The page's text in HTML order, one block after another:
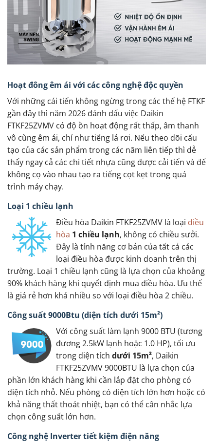
Hoạt đông êm ái với các công nghệ độc quyền
Với những cái tiến không ngừng trong các thế hệ FTKF
gần đây thì năm 2026 đánh dấu việc Daikin
FTKF25ZVMV có độ ồn hoạt động rất thấp, âm thanh
vô cùng êm ái, chỉ như tiếng lá rơi. Nếu theo dõi cấu
tạo của các sản phẩm trong các năm liên tiếp thì dễ
thấy ngay cả các chi tiết nhựa cũng được cải tiến và để
không cọ vào nhau tạo ra tiếng cọt kẹt trong quá
trình máy chạy.
Loại 1 chiều lạnh
Điều hòa Daikin FTKF25ZVMV là loại điều
hòa 1 chiều lạnh, không có chiều sưởi.
Đây là tính năng cơ bản của tất cả các
loại điều hòa được kinh doanh trên thị
trường. Loại 1 chiều lạnh cũng là lựa chọn của khoảng
90% khách hàng khi quyết định mua điều hòa. Ưu thế
là giá rẻ hơn khá nhiều so với loại điều hòa 2 chiều.
Công suất 9000Btu (diện tích dưới 15m²)
Với công suất làm lạnh 9000 BTU (tương
đương 2.5kW lạnh hoặc 1.0 HP), tối ưu
trong diện tích dưới 15m², Daikin
FTKF25ZVMV 9000BTU là lựa chọn của
phần lớn khách hàng khi cần lắp đặt cho phòng có
diện tích nhỏ. Nếu phòng có diện tích lớn hơn hoặc có
khả năng thất thoát nhiệt, bạn có thể cân nhắc lựa
chọn công suất lớn hơn.
Công nghệ Inverter tiết kiệm điện năng